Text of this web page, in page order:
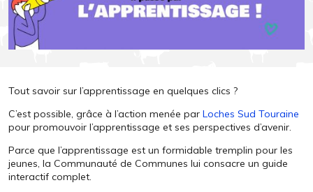
Tout savoir sur l’apprentissage en quelques clics ?
C’est possible, grâce à l’action menée par Loches Sud Touraine
pour promouvoir l’apprentissage et ses perspectives d’avenir.
Parce que l’apprentissage est un formidable tremplin pour les
jeunes, la Communauté de Communes lui consacre un guide
interactif complet.